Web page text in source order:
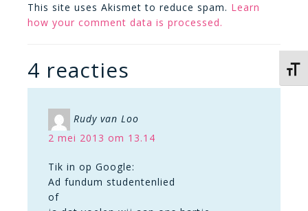
This site uses Akismet to reduce spam. Learn
how your comment data is processed.
4 reacties
Rudy van Loo
2 mei 2013 om 13.14
Tik in op Google:
Ad fundum studentenlied
of